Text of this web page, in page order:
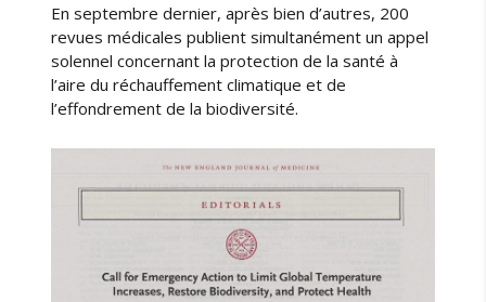
En septembre dernier, après bien d’autres, 200
revues médicales publient simultanément un appel
solennel concernant la protection de la santé à
l’aire du réchauffement climatique et de
l’effondrement de la biodiversité.